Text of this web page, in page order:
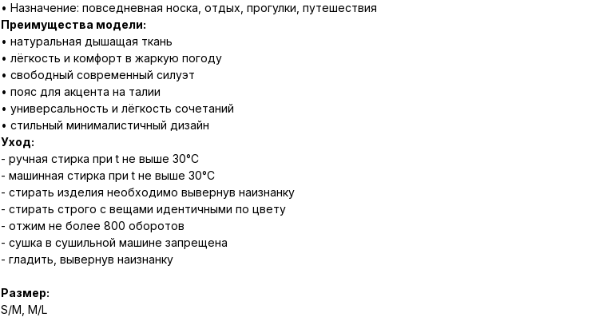
• Назначение: повседневная носка, отдых, прогулки, путешествия
Преимущества модели:
• натуральная дышащая ткань
• лёгкость и комфорт в жаркую погоду
• свободный современный силуэт
• пояс для акцента на талии
• универсальность и лёгкость сочетаний
• стильный минималистичный дизайн
Уход:
- ручная стирка при t не выше 30°С
- машинная стирка при t не выше 30°С
- стирать изделия необходимо вывернув наизнанку
- стирать строго с вещами идентичными по цвету
- отжим не более 800 оборотов
- сушка в сушильной машине запрещена
- гладить, вывернув наизнанку
Размер:
S/M, M/L